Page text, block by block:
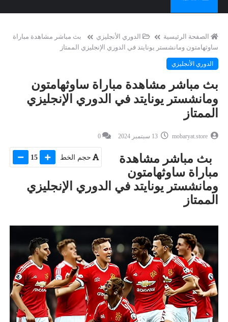
الصفحة الرئيسية الدوري الأنجليزي
بث مباشر مشاهدة مباراة
ساوثهامتون ومانشستر يونايتد في الدوري الإنجليزي الممتاز
الدوري الأنجليزي
بث مباشر مشاهدة مباراة ساوثهامتون
ومانشستر يونايتد في الدوري الإنجليزي
الممتاز
mobaryat.store
0
حجم الخط 15
بث مباشر مشاهدة
مباراة ساوثهامتون
ومانشستر يونايتد في الدوري الإنجليزي
الممتاز